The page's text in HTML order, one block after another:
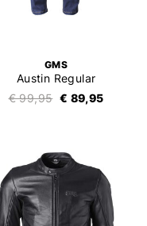
GMS
Austin Regular
€ 99,95 € 89,95